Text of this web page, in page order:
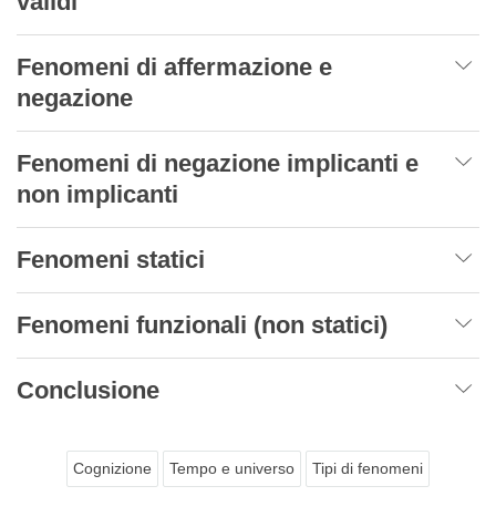
Fenomeni di affermazione e
negazione
Fenomeni di negazione implicanti e
non implicanti
Fenomeni statici
Fenomeni funzionali (non statici)
Conclusione
Cognizione Tempo e universo Tipi di fenomeni